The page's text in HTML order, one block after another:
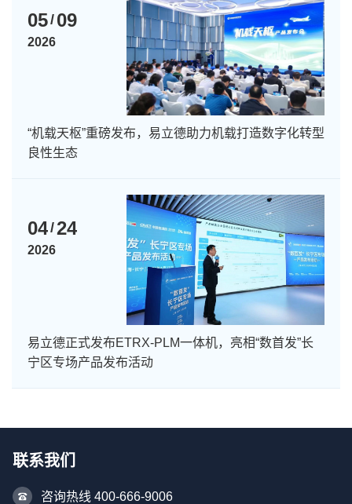
05/ 09
2026
“机载天枢”重磅发布，易立德助力机载打造数字化转型
良性生态
04/24
2026
易立德正式发布ETRX-PLM一体机，亮相“数首发”长
宁区专场产品发布活动
联系我们
咨询热线 400-666-9006